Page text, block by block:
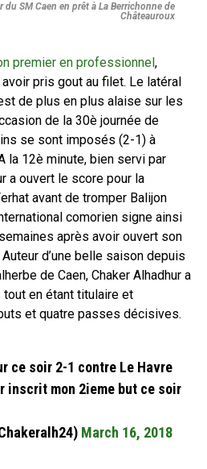
du SM Caen en prêt à La Berrichonne de
Châteauroux
premier en professionnel,
pris gout au filet. Le latéral
de plus en plus alaise sur les
de la 30è journée de
se sont imposés (2-1) à
la 12è minute, bien servi par
a ouvert le score pour la
avant de tromper Balijon
comorien signe ainsi
après avoir ouvert son
d’une belle saison depuis
de Caen, Chaker Alhadhur a
en étant titulaire et
et quatre passes décisives.
ce soir 2-1 contre Le Havre
inscrit mon 2ieme but ce soir
March 16, 2018